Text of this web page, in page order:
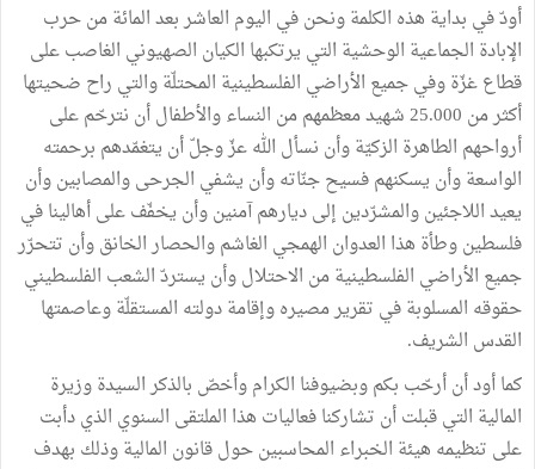
أودّ في بداية هذه الكلمة ونحن في اليوم العاشر بعد المائة من حرب
الإبادة الجماعية الوحشية التي يرتكبها الكيان الصهيوني الغاصب على
قطاع غزّة وفي جميع الأراضي الفلسطينية المحتلّة والتي راح ضحيتها
أكثر من 25.000 شهيد معظمهم من النساء والأطفال أن نترحّم على
أرواحهم الطاهرة الزكيّة وأن نسأل الله عزّ وجلّ أن يتغمّدهم برحمته
الواسعة وأن يسكنهم فسيح جنّاته وأن يشفي الجرحى والمصابين وأن
يعيد اللاجئين والمشرّدين إلى ديارهم آمنين وأن يخفّف على أهالينا في
فلسطين وطأة هذا العدوان الهمجي الغاشم والحصار الخانق وأن تتحرّر
جميع الأراضي الفلسطينية من الاحتلال وأن يستردّ الشعب الفلسطيني
حقوقه المسلوبة في تقرير مصيره وإقامة دولته المستقلّة وعاصمتها
القدس الشريف.
كما أود أن أرحّب بكم وبضيوفنا الكرام وأخصّ بالذكر السيدة وزيرة
المالية التي قبلت أن تشاركنا فعاليات هذا الملتقى السنوي الذي دأبت
على تنظيمه هيئة الخبراء المحاسبين حول قانون المالية وذلك بهدف